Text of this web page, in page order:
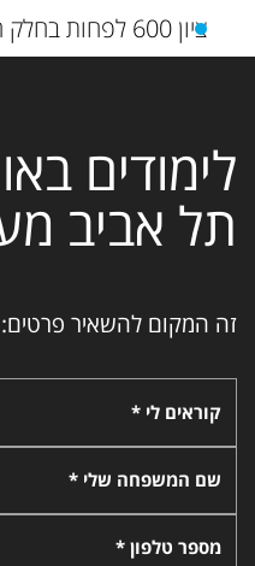
ציון 600 לפחות בחלק המילולי בבחינת SAT
לימודים
תל אביב
זה המקום להשאיר פרטים:
קוראים לי *
שם המשפחה שלי *
מספר טלפון *